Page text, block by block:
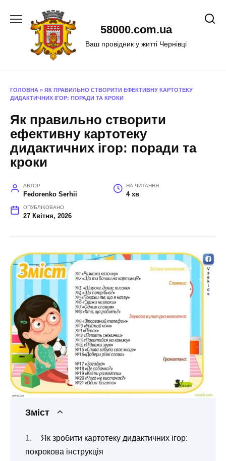
58000.com.ua
Ваш провідник у житті Чернівці
ГОЛОВНА » ЯК ПРАВИЛЬНО СТВОРИТИ ЕФЕКТИВНУ КАРТОТЕКУ
ДИДАКТИЧНИХ ІГОР: ПОРАДИ ТА КРОКИ
Як правильно створити
ефективну картотеку
дидактичних ігор: поради та
кроки
АВТОР
Fedorenko Serhii
НА ЧИТАННЯ
4 хв
ОПУБЛІКОВАНО
27 Квітня, 2026
Зміст
Як зробити картотеку дидактичних ігор:
покрокова інструкція